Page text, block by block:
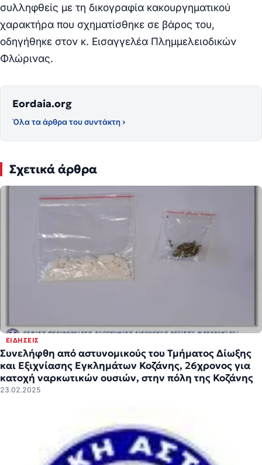
συλληφθείς με τη δικογραφία κακουργηματικού
χαρακτήρα που σχηματίσθηκε σε βάρος του,
οδηγήθηκε στoν κ. Εισαγγελέα Πλημμελειοδικών
Φλώρινας.
Eordaia.org
Όλα τα άρθρα του συντάκτη ›
Σχετικά άρθρα
ΕΙΔΉΣΕΙΣ
Συνελήφθη από αστυνομικούς του Τμήματος Δίωξης
και Εξιχνίασης Εγκλημάτων Κοζάνης, 26χρονος για
κατοχή ναρκωτικών ουσιών, στην πόλη της Κοζάνης
23.02.2025